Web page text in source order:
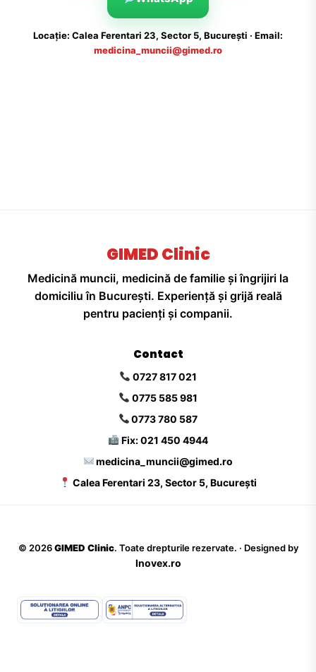
Locație: Calea Ferentari 23, Sector 5, București · Email:
medicina_muncii@gimed.ro
GIMED Clinic
Medicină muncii, medicină de familie și îngrijiri la
domiciliu în București. Experiență și grijă reală
pentru pacienți și companii.
Contact
0727 817 021
0775 585 981
0773 780 587
Fix: 021 450 4944
medicina_muncii@gimed.ro
Calea Ferentari 23, Sector 5, București
© 2026 GIMED Clinic. Toate drepturile rezervate. · Designed by
Inovex.ro